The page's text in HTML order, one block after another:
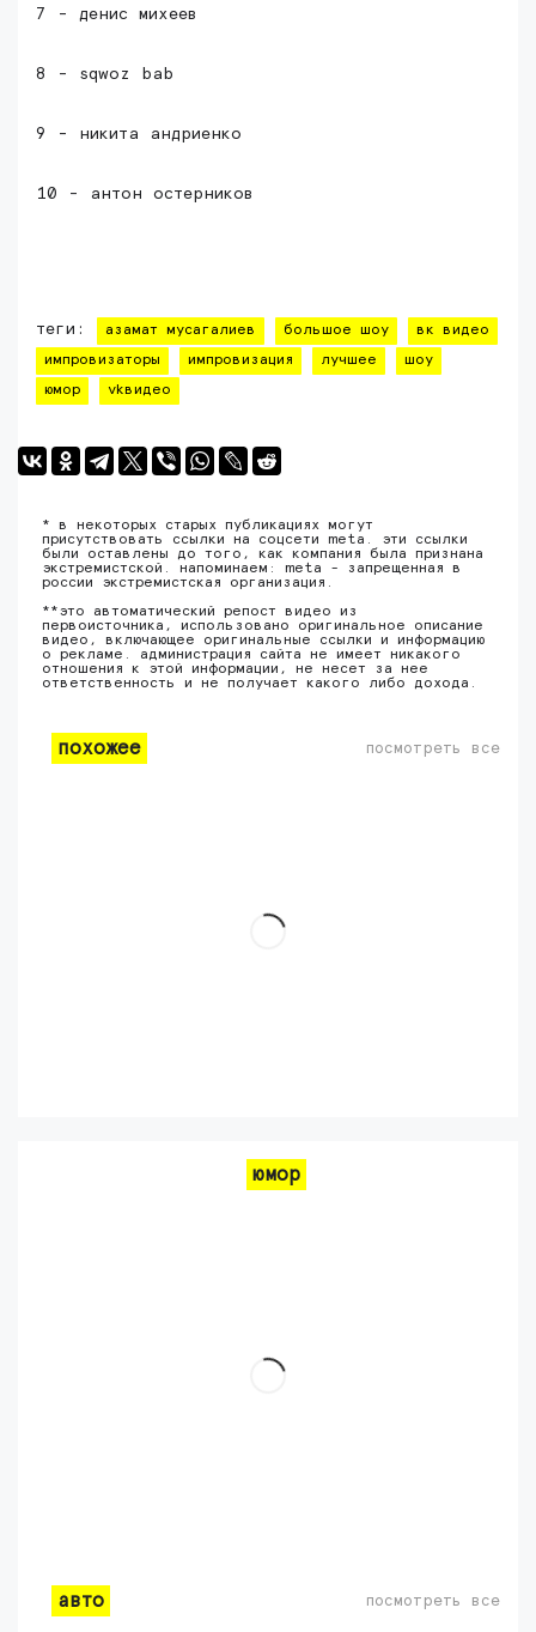
7 - денис михеев
8 - sqwoz bab
9 - никита андриенко
10 - антон остерников
теги: азамат мусагалиев большое шоу вк видео
импровизаторы импровизация лучшее шоу
юмор vkвидео
* в некоторых старых публикациях могут
присутствовать ссылки на соцсети meta. эти ссылки
были оставлены до того, как компания была признана
экстремистской. напоминаем: meta - запрещенная в
россии экстремистская организация.
**это автоматический репост видео из
первоисточника, использовано оригинальное описание
видео, включающее оригинальные ссылки и информацию
о рекламе. администрация сайта не имеет никакого
отношения к этой информации, не несет за нее
ответственность и не получает какого либо дохода.
похожее посмотреть все
юмор
авто посмотреть все